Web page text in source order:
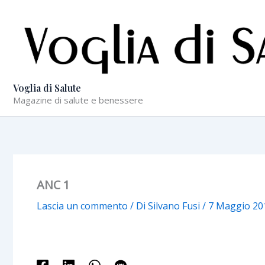
contenuto
Voglia di Salute
Magazine di salute e benessere
ANC 1
Lascia un commento / Di Silvano Fusi / 7 Maggio